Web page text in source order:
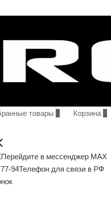
товары Корзина
Перейдите в мессенджер MAX
94Телефон для связи в РФ